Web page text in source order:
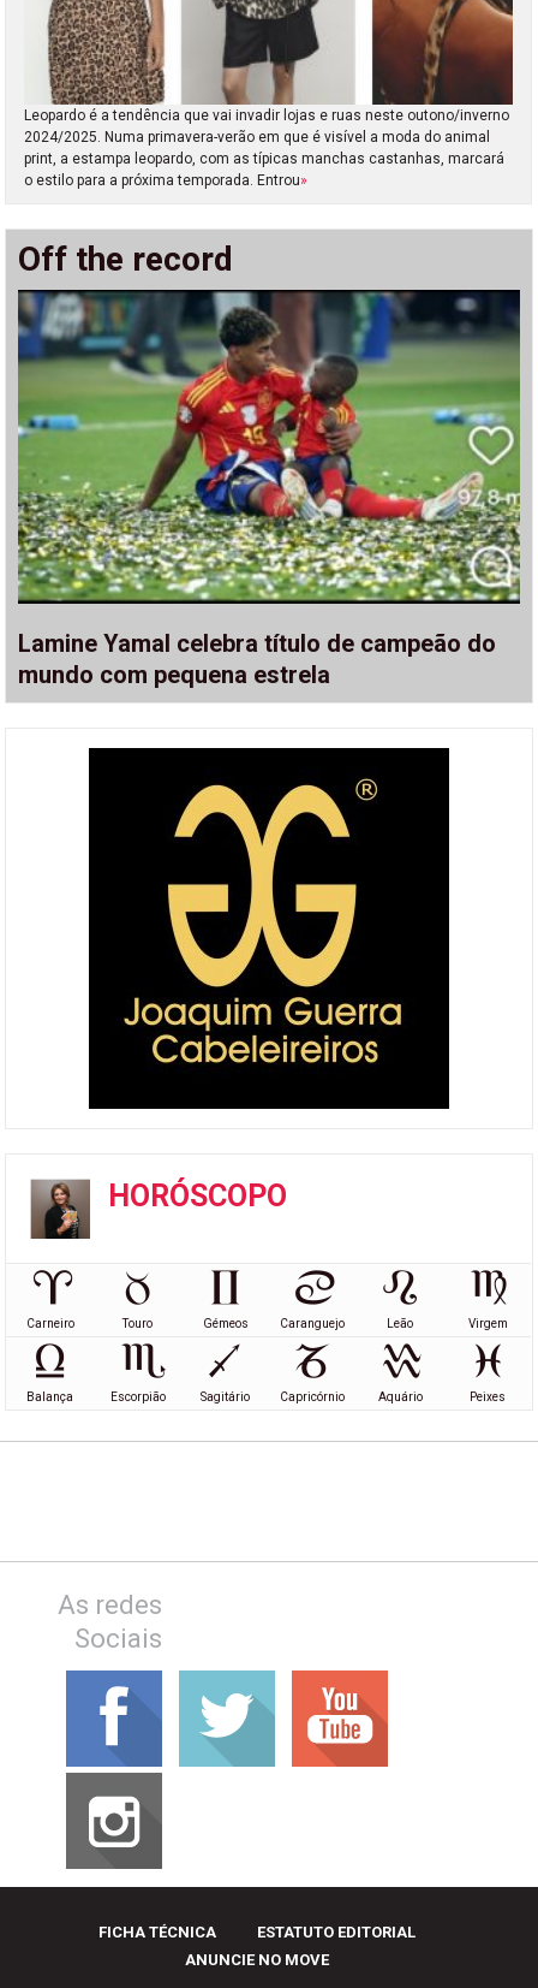
Leopardo é a tendência que vai invadir lojas e ruas neste outono/inverno
2024/2025. Numa primavera-verão em que é visível a moda do animal
print, a estampa leopardo, com as típicas manchas castanhas, marcará
o estilo para a próxima temporada. Entrou»
Off the record
Lamine Yamal celebra título de campeão do
mundo com pequena estrela
HORÓSCOPO
Carneiro Touro Gémeos Caranguejo Leão Virgem
Balança Escorpião Sagitário Capricórnio Aquário Peixes
As redes
Sociais
FICHA TÉCNICA
ESTATUTO EDITORIAL
ANUNCIE NO MOVE